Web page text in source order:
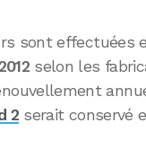
sont effectuées
selon les
2serait conservé